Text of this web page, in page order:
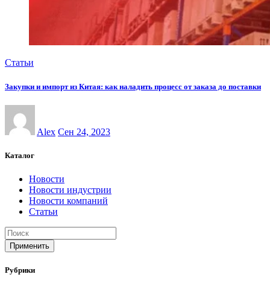
Статьи
Закупки и импорт из Китая: как наладить процесс от заказа до поставки
Alex Сен 24, 2023
Каталог
Новости
Новости индустрии
Новости компаний
Статьи
Применить
Рубрики